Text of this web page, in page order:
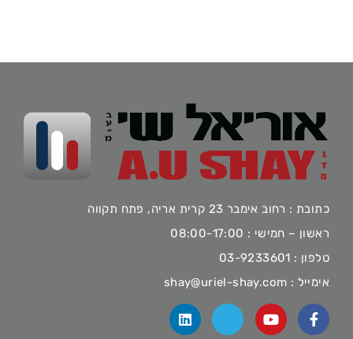
כתובת : רחוב אימבר 23 קרית אריה, פתח תקווה
ראשון – חמישי : 08:00-17:00
טלפון : 03-9233601
אימייל : shay@uriel-shay.com